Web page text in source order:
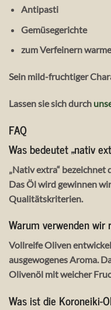
Antipasti
Gemüsegerichte
zum Verfeinern
Sein mild-fruchtiger
Lassen sie sich durch
FAQ
Was bedeutet „nativ
„Nativ extra“
Das Öl wird gewinnen
Qualitätskriterien.
Warum verwenden wir
Vollreife Oliven
ausgewogenes Aroma.
Olivenöl mit weicher
Was ist die Koroneiki-